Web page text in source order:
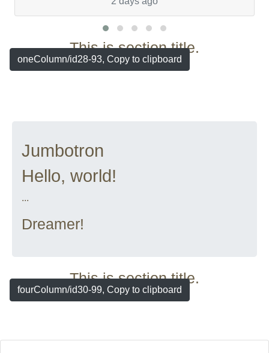
This is section title.
Jumbotron
Hello, world!
...
Dreamer!
oneColumn/id28-93, Copy to clipboard
This is section title.
fourColumn/id30-99, Copy to clipboard